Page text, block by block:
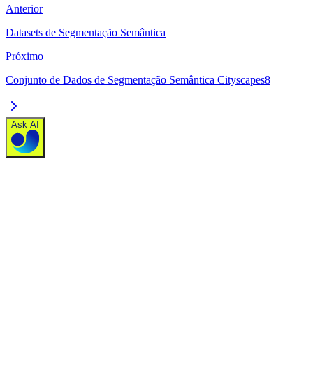
Anterior
Datasets de Segmentação Semântica
Próximo
Conjunto de Dados de Segmentação Semântica Cityscapes8
Ask AI